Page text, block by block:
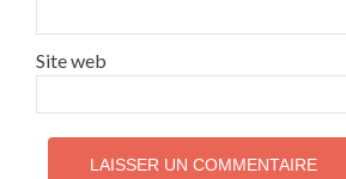
Site web